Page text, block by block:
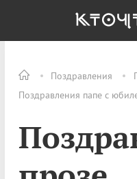
Поздравления
Поздравления папе с